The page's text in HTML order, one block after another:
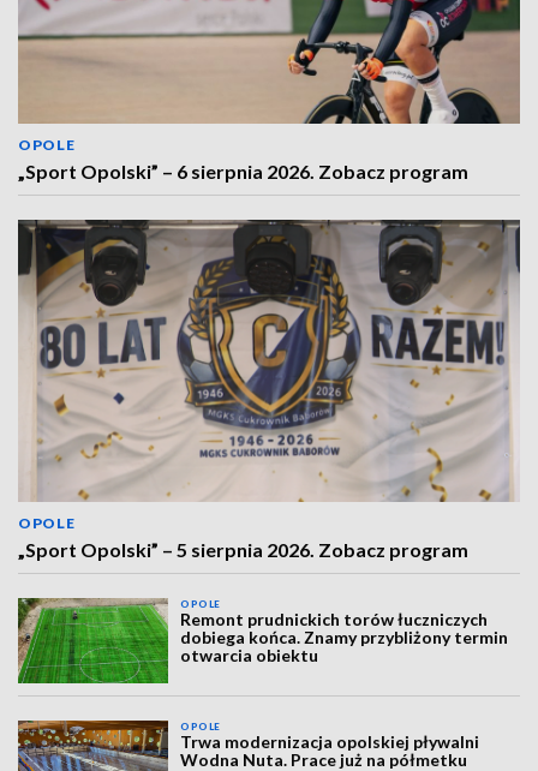
OPOLE
„Sport Opolski” – 6 sierpnia 2026. Zobacz program
OPOLE
„Sport Opolski” – 5 sierpnia 2026. Zobacz program
OPOLE
Remont prudnickich torów łuczniczych
dobiega końca. Znamy przybliżony termin
otwarcia obiektu
OPOLE
Trwa modernizacja opolskiej pływalni
Wodna Nuta. Prace już na półmetku